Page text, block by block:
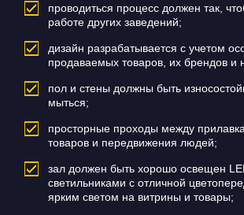
проводиться процесс должен так,
работе других заведений;
дизайн разрабатывается с учетом
продаваемых товаров, их брендов и
пол и стены должны быть
мыться;
просторные проходы между
товаров и передвижения людей;
зал должен быть хорошо освещен
светильниками с отличной
ярким светом на витрины и товары;